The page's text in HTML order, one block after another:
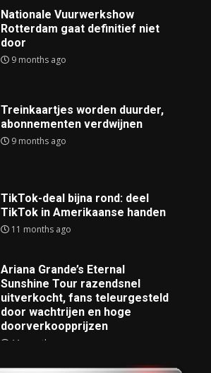
Nationale Vuurwerkshow
Rotterdam gaat definitief niet
door
9 months ago
Treinkaartjes worden duurder,
abonnementen verdwijnen
9 months ago
TikTok-deal bijna rond: deel
TikTok in Amerikaanse handen
11 months ago
Ariana Grande’s Eternal
Sunshine Tour razendsnel
uitverkocht, fans teleurgesteld
door wachtrijen en hoge
doorverkoopprijzen
11 months ago